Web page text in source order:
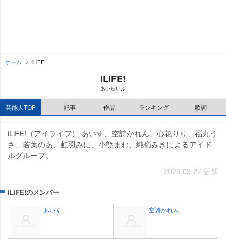
ホーム iLiFE!
iLiFE!
あいらいふ
芸能人TOP 記事 作品 ランキング 歌詞
iLiFE!（アイライフ） あいす、空詩かれん、心花りり、福丸う
さ、若葉のあ、虹羽みに、小熊まむ、純嶺みきによるアイド
ルグループ。
2026-03-27 更新
iLiFE!のメンバー
あいす 空詩かれん